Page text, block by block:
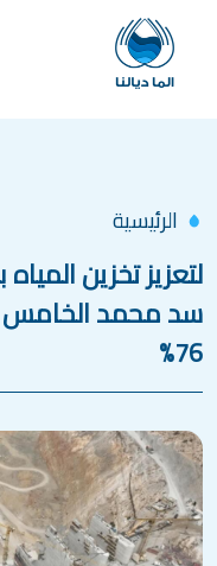
تجاوز إلى المحتوى الرئيسي
الرئيسية
لتعزيز تخزين
سد محمد الخامس
76%